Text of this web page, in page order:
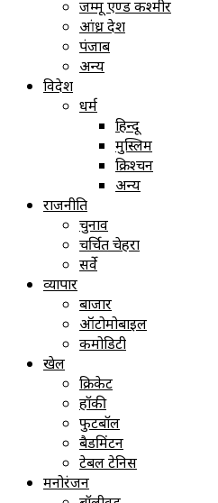
जम्मू एण्ड कश्मीर
आंध्र प्रदेश
पंजाब
अन्य
विदेश
धर्म
हिन्दू
मुस्लिम
क्रिश्चन
अन्य
राजनीति
चुनाव
चर्चित चेहरा
सर्वे
व्यापार
बाजार
ऑटोमोबाइल
कमोडिटी
खेल
क्रिकेट
हॉकी
फुटबॉल
बैडमिंटन
टेबल टेनिस
मनोरंजन